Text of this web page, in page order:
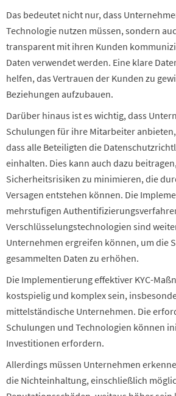
Das bedeutet nicht nur, dass
Technologie nutzen müssen, sondern
transparent mit ihren Kunden
Daten verwendet werden. Eine klare
helfen, das Vertrauen der Kunden zu
Beziehungen aufzubauen.
Darüber hinaus ist es wichtig, dass
Schulungen für ihre Mitarbeiter
dass alle Beteiligten die
einhalten. Dies kann auch dazu
Sicherheitsrisiken zu minimieren, die
Versagen entstehen können. Die
mehrstufigen
Verschlüsselungstechnologien sind
Unternehmen ergreifen können, um die
gesammelten Daten zu erhöhen.
Die Implementierung effektiver KYC-
kostspielig und komplex sein,
mittelständische Unternehmen. Die
Schulungen und Technologien können
Investitionen erfordern.
Allerdings müssen Unternehmen
die Nichteinhaltung, einschließlich